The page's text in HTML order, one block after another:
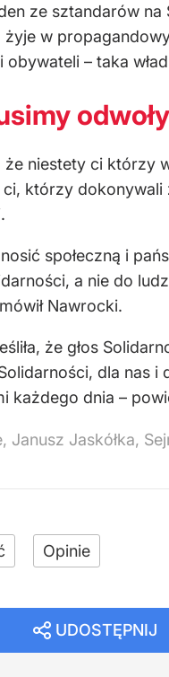
ze sztandarów
żyje w
– taka
że niestety ci którzy
którzy dokonywali
społeczną i
a nie do
Nawrocki.
że głos
dla nas i
każdego dnia –
Janusz Jaskółka,
Opinie
UDOSTĘPNIJ